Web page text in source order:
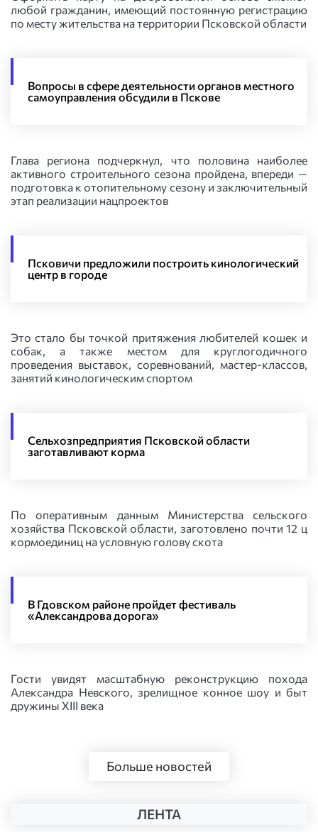
любой гражданин, имеющий постоянную регистрацию
по месту жительства на территории Псковской области
Вопросы в сфере деятельности органов местного
самоуправления обсудили в Пскове
Глава региона подчеркнул, что половина наиболее
активного строительного сезона пройдена, впереди —
подготовка к отопительному сезону и заключительный
этап реализации нацпроектов
Псковичи предложили построить кинологический
центр в городе
Это стало бы точкой притяжения любителей кошек и
собак, а также местом для круглогодичного
проведения выставок, соревнований, мастер-классов,
занятий кинологическим спортом
Сельхозпредприятия Псковской области
заготавливают корма
По оперативным данным Министерства сельского
хозяйства Псковской области, заготовлено почти 12 ц
кормоединиц на условную голову скота
В Гдовском районе пройдет фестиваль
«Александрова дорога»
Гости увидят масштабную реконструкцию похода
Александра Невского, зрелищное конное шоу и быт
дружины XIII века
Больше новостей
ЛЕНТА